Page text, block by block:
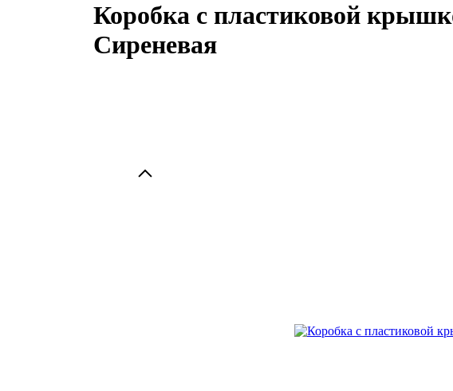
Коробка с пластиковой
Сиреневая